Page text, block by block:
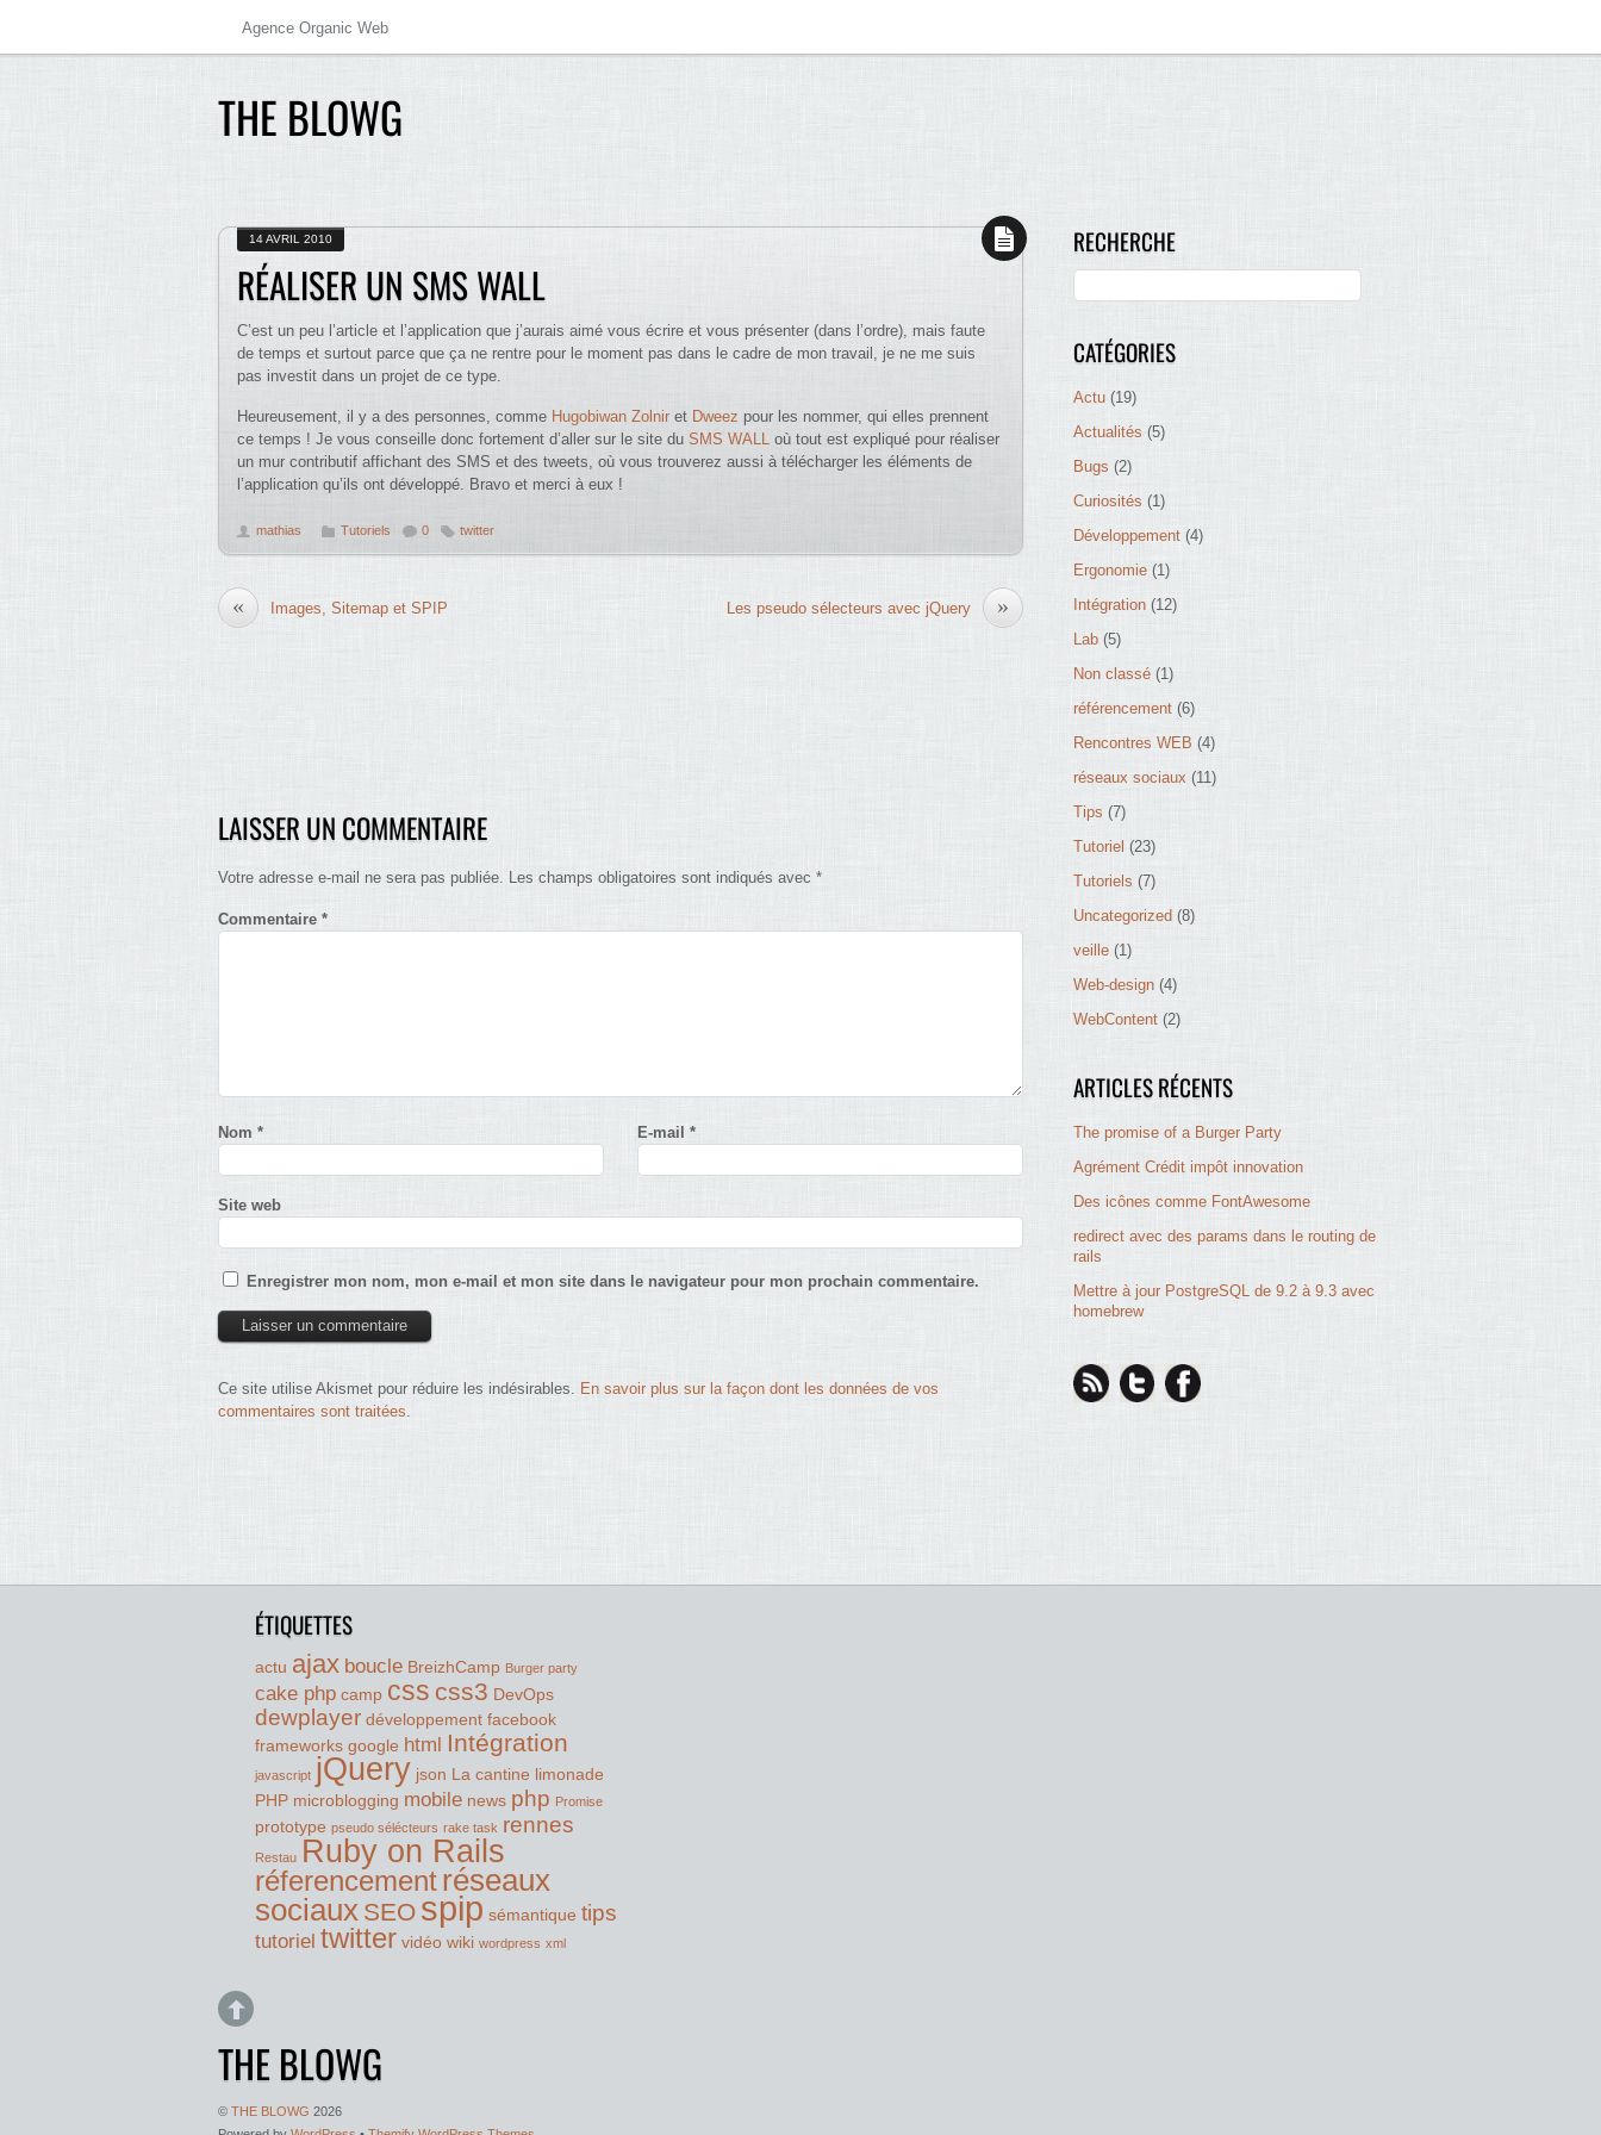
THE BLOWG
Agence Organic Web
14 AVRIL 2010
RÉALISER UN SMS WALL
C’est un peu l’article et l’application que j’aurais aimé vous écrire et vous présenter (dans l’ordre), mais faute
de temps et surtout parce que ça ne rentre pour le moment pas dans le cadre de mon travail, je ne me suis
pas investit dans un projet de ce type.
Heureusement, il y a des personnes, comme Hugobiwan Zolnir et Dweez pour les nommer, qui elles prennent
ce temps ! Je vous conseille donc fortement d’aller sur le site du SMS WALL où tout est expliqué pour réaliser
un mur contributif affichant des SMS et des tweets, où vous trouverez aussi à télécharger les éléments de
l’application qu’ils ont développé. Bravo et merci à eux !
mathias Tutoriels 0 twitter
« Images, Sitemap et SPIP »
Les pseudo sélecteurs avec jQuery
LAISSER UN COMMENTAIRE
Votre adresse e-mail ne sera pas publiée. Les champs obligatoires sont indiqués avec *
Commentaire *
Nom * E-mail *
Site web
Enregistrer mon nom, mon e-mail et mon site dans le navigateur pour mon prochain commentaire.
Ce site utilise Akismet pour réduire les indésirables. En savoir plus sur la façon dont les données de vos
commentaires sont traitées.
RECHERCHE
CATÉGORIES
Actu (19)
Actualités (5)
Bugs (2)
Curiosités (1)
Développement (4)
Ergonomie (1)
Intégration (12)
Lab (5)
Non classé (1)
référencement (6)
Rencontres WEB (4)
réseaux sociaux (11)
Tips (7)
Tutoriel (23)
Tutoriels (7)
Uncategorized (8)
veille (1)
Web-design (4)
WebContent (2)
ARTICLES RÉCENTS
The promise of a Burger Party
Agrément Crédit impôt innovation
Des icônes comme FontAwesome
redirect avec des params dans le routing de
rails
Mettre à jour PostgreSQL de 9.2 à 9.3 avec
homebrew
ÉTIQUETTES
actu ajax boucle BreizhCamp Burger party
cake php camp css css3 DevOps
dewplayer développement facebook
frameworks google html Intégration
javascript jQuery json La cantine limonade
PHP microblogging mobile news php Promise
prototype pseudo sélécteurs rake task rennes
Restau Ruby on Rails
réferencementréseaux
sociaux SEO spip sémantique tips
tutoriel twitter vidéo wiki wordpress xml
THE BLOWG
© THE BLOWG 2026